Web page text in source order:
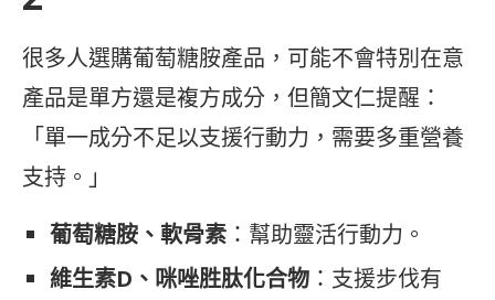
很多人選購葡萄糖胺產品，可能不會特別在意
產品是單方還是複方成分，但簡文仁提醒：
「單一成分不足以支援行動力，需要多重營養
支持。」
葡萄糖胺、軟骨素 ：幫助靈活行動力。
維生素D、咪唑胜肽化合物 ：支援步伐有